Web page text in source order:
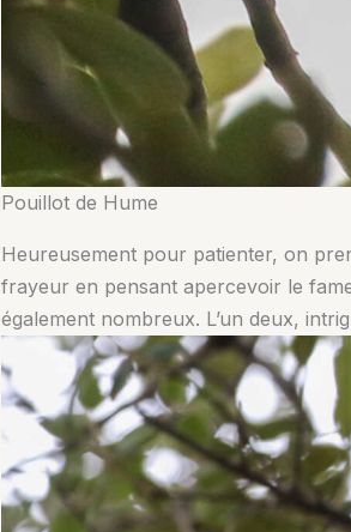
Pouillot de Hume
Heureusement pour patienter, on
frayeur en pensant apercevoir le
également nombreux. L’un deux,